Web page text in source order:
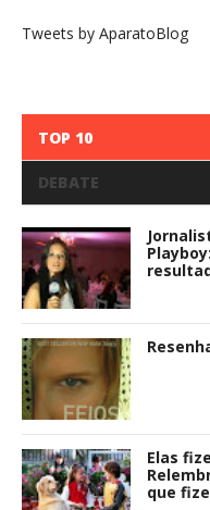
Tweets by AparatoBlog
TOP 10
DEBATE
Elas
que